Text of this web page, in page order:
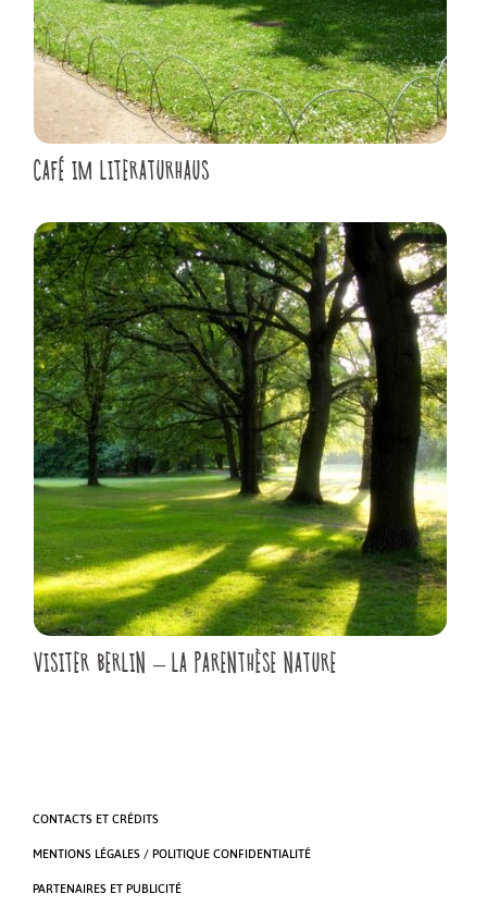
CAFÉ IM LITERATURHAUS
VISITER BERLIN – LA PARENTHÈSE NATURE
CONTACTS ET CRÉDITS
MENTIONS LÉGALES / POLITIQUE CONFIDENTIALITÉ
PARTENAIRES ET PUBLICITÉ